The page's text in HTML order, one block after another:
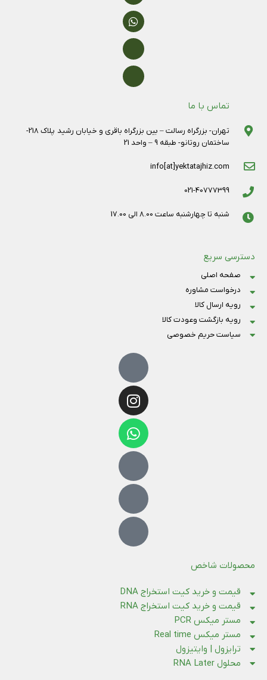
تماس با ما
تهران- بزرگراه رسالت – بین بزرگراه باقری و خیابان رشید پلاک 218-
ساختمان روتانو- طبقه 9 – واحد 21
info[at]yektatajhiz.com
021-40777399
شنبه تا چهارشنبه ساعت 8.00 الی 17.00
دسترسی سریع
صفحه اصلی
درخواست مشاوره
رویه ارسال کالا
رویه بازگشت وعودت کالا
سیاست حریم خصوصی
محصولات شاخص
قیمت و خرید کیت استخراج DNA
قیمت و خرید کیت استخراج RNA
مستر میکس PCR
مستر میکس Real time
ترایزول | وایتیزول
محلول RNA Later